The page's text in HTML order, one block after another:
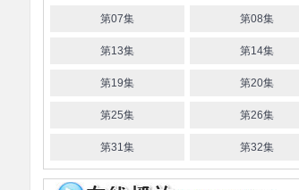
第07集 第08集
第13集 第14集
第19集 第20集
第25集 第26集
第31集 第32集